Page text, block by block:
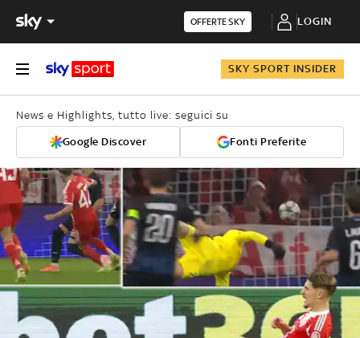
OFFERTE SKY LOGIN
SKY SPORT INSIDER
News e Highlights, tutto live: seguici su
Google Discover Fonti Preferite